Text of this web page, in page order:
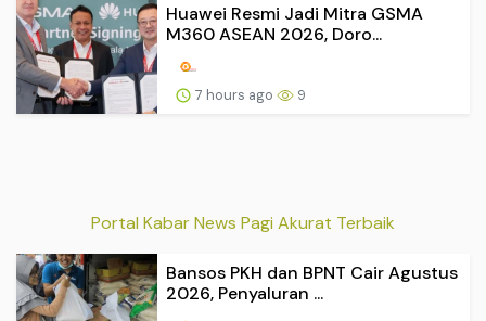
Huawei Resmi Jadi Mitra GSMA
M360 ASEAN 2026, Doro...
7 hours ago 9
Portal Kabar News Pagi Akurat Terbaik
Bansos PKH dan BPNT Cair Agustus
2026, Penyaluran ...